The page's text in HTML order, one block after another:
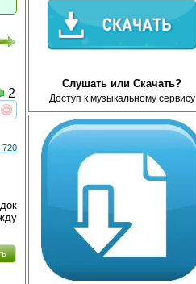
Слушать или Скачать?
Доступ к музыкальному сервису
интересует
2
720